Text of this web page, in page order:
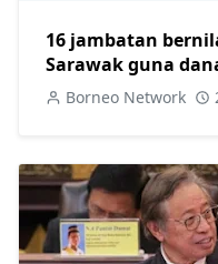
16 jambatan
Sarawak guna
Borneo Network